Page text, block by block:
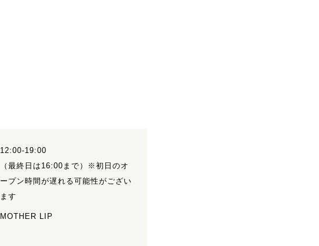
12:00-19:00
（最終日は16:00まで）※初日のオ
ープン時間が遅れる可能性がござい
ます
MOTHER LIP